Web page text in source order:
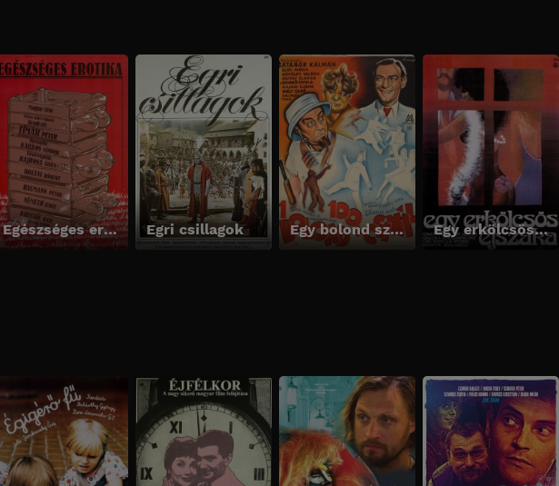
Egészséges erotika Egri csillagok Egy bolond százat csinál Egy erkölcsös éjszaka